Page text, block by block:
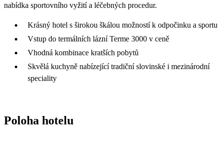
nabídka sportovního vyžití a léčebných procedur.
Krásný hotel s širokou škálou možností k odpočinku a sportu
Vstup do termálních lázní Terme 3000 v ceně
Vhodná kombinace kratších pobytů
Skvělá kuchyně nabízející tradiční slovinské i mezinárodní
speciality
Poloha hotelu